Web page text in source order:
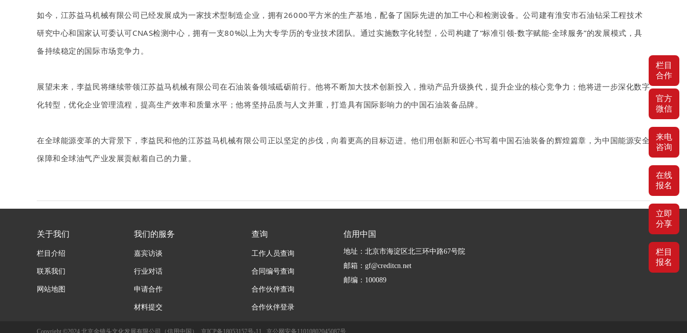
如今，江苏益马机械有限公司已经发展成为一家技术型制造企业，拥有26000平方米的生产基地，配备了国际先进的加工中心和检测设备。公司建有淮安市石油钻采工程技术
研究中心和国家认可委认可CNAS检测中心，拥有一支80%以上为大专学历的专业技术团队。通过实施数字化转型，公司构建了“标准引领-数字赋能-全球服务”的发展模式，具
备持续稳定的国际市场竞争力。
展望未来，李益民将继续带领江苏益马机械有限公司在石油装备领域砥砺前行。他将不断加大技术创新投入，推动产品升级换代，提升企业的核心竞争力；他将进一步深化数字
化转型，优化企业管理流程，提高生产效率和质量水平；他将坚持品质与人文并重，打造具有国际影响力的中国石油装备品牌。
在全球能源变革的大背景下，李益民和他的江苏益马机械有限公司正以坚定的步伐，向着更高的目标迈进。他们用创新和匠心书写着中国石油装备的辉煌篇章，为中国能源安全
保障和全球油气产业发展贡献着自己的力量。
关于我们
栏目介绍
联系我们
网站地图
我们的服务
嘉宾访谈
行业对话
申请合作
材料提交
查询
工作人员查询
合同编号查询
合作伙伴查询
合作伙伴登录
信用中国
地址：北京市海淀区北三环中路67号院
邮箱：gf@creditcn.net
邮编：100089
Copyright ©2024 北京金镜头文化发展有限公司（信用中国） 京ICP备18053157号-11 京公网安备11010802045087号
栏目
合作
官方
微信
来电
咨询
在线
报名
立即
分享
栏目
报名